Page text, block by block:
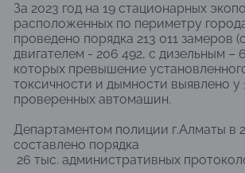
За 2023 год на 19 стационарных
расположенных по периметру
проведено порядка 213 011 замеров
двигателем - 206 492, с дизельным –
которых превышение
токсичности и дымности выявлено у
проверенных автомашин.
Департаментом полиции г.Алматы в
составлено порядка
26 тыс. административных